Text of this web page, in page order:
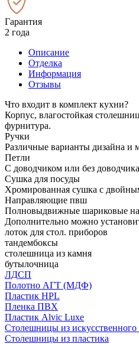
Гарантия
2 года
Описание
Отделка
Информация
Отзывы
Что входит в комплект кухни?
Корпус, влагостойкая
фурнитура.
Ручки
Различные варианты дизайна и
Петли
С доводчиком или без
Сушка для посуды
Хромированная сушка с
Направляющие пвш
Полновыдвижные шариковые
Дополнительно можно
лоток для стол. приборов
тандембоксы
столешница из камня
бутылочница
ЛДСП
Полотно АГТ (МДФ)
Пластик HPL
Пленка ПВХ
Пластик Alvic Luxe
Столешницы из искусственного
Столешницы из пластика